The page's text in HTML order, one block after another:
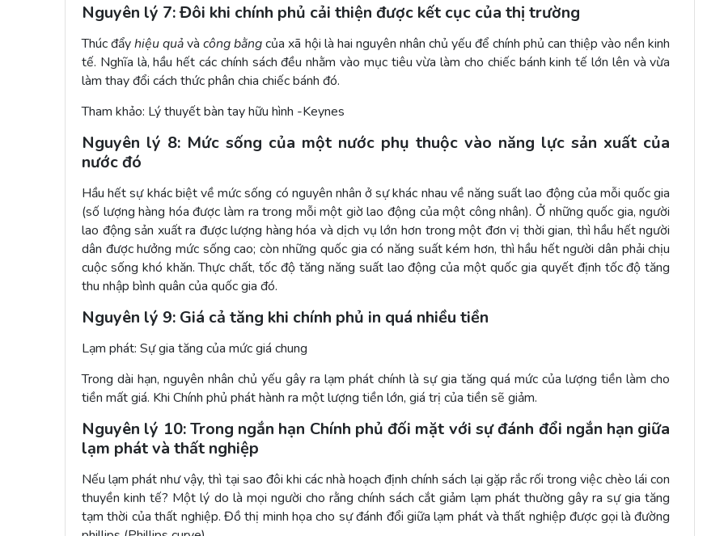
Nguyên lý 7: Đôi khi chính phủ cải thiện được kết cục của thị trường
Thúc đẩyhiệu quảvàcông bằngcủa xã hội là hai nguyên nhân chủ yếu để chính phủ can thiệp vào nền kinh
tế. Nghĩa là, hầu hết các chính sách đều nhằm vào mục tiêu vừa làm cho chiếc bánh kinh tế lớn lên và vừa
làm thay đổi cách thức phân chia chiếc bánh đó.
Tham khảo: Lý thuyết bàn tay hữu hình -Keynes
Nguyên lý 8: Mức sống của một nước phụ thuộc vào năng lực sản xuất của
nước đó
Hầu hết sự khác biệt về mức sống có nguyên nhân ở sự khác nhau về năng suất lao động của mỗi quốc gia
(số lượng hàng hóa được làm ra trong mỗi một giờ lao động của một công nhân). Ở những quốc gia, người
lao động sản xuất ra được lượng hàng hóa và dịch vụ lớn hơn trong một đơn vị thời gian, thì hầu hết người
dân được hưởng mức sống cao; còn những quốc gia có năng suất kém hơn, thì hầu hết người dân phải chịu
cuộc sống khó khăn. Thực chất, tốc độ tăng năng suất lao động của một quốc gia quyết định tốc độ tăng
thu nhập bình quân của quốc gia đó.
Nguyên lý 9: Giá cả tăng khi chính phủ in quá nhiều tiền
Lạm phát: Sự gia tăng của mức giá chung
Trong dài hạn, nguyên nhân chủ yếu gây ra lạm phát chính là sự gia tăng quá mức của lượng tiền làm cho
tiền mất giá. Khi Chính phủ phát hành ra một lượng tiền lớn, giá trị của tiền sẽ giảm.
Nguyên lý 10: Trong ngắn hạn Chính phủ đối mặt với sự đánh đổi ngắn hạn giữa
lạm phát và thất nghiệp
Nếu lạm phát như vậy, thì tại sao đôi khi các nhà hoạch định chính sách lại gặp rắc rối trong việc chèo lái con
thuyền kinh tế? Một lý do là mọi người cho rằng chính sách cắt giảm lạm phát thường gây ra sự gia tăng
tạm thời của thất nghiệp. Đồ thị minh họa cho sự đánh đổi giữa lạm phát và thất nghiệp được gọi là đường